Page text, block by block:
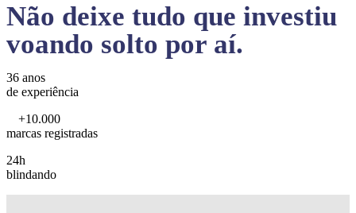
Não deixe tudo que investiu
voando solto por aí.
36 anos
de experiência
+10.000
marcas registradas
24h
blindando